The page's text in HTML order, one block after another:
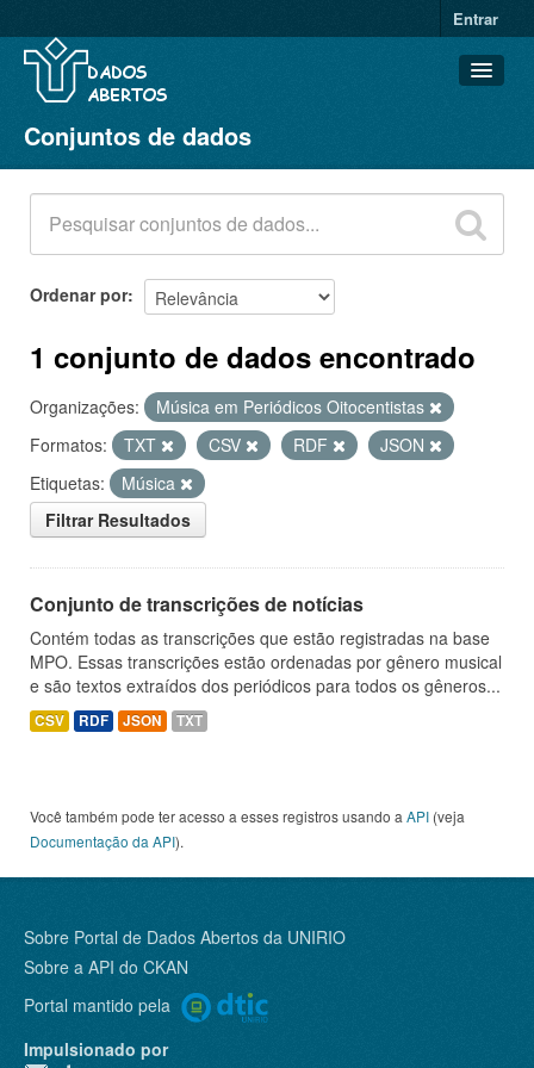
Entrar
Conjuntos de dados
Organizações
Grupos
Sobre
Conjuntos de dados
Ordenar por
1 conjunto de dados encontrado
Organizações:
Música em Periódicos Oitocentistas
Formatos:
TXT CSV RDF
JSON
Etiquetas:
Música
Filtrar Resultados
Conjunto de transcrições de notícias
Contém todas as transcrições que estão registradas na base
MPO. Essas transcrições estão ordenadas por gênero musical
e são textos extraídos dos periódicos para todos os gêneros...
CSV RDF JSON TXT
Você também pode ter acesso a esses registros usando a API (veja
Documentação da API).
Sobre Portal de Dados Abertos da UNIRIO
Sobre a API do CKAN
Portal mantido pela
Impulsionado por